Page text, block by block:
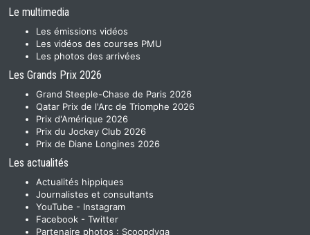
Le multimedia
Les émissions vidéos
Les vidéos des courses PMU
Les photos des arrivées
Les Grands Prix 2026
Grand Steeple-Chase de Paris 2026
Qatar Prix de l'Arc de Triomphe 2026
Prix d'Amérique 2026
Prix du Jockey Club 2026
Prix de Diane Longines 2026
Les actualités
Actualités hippiques
Journalistes et consultants
YouTube - Instagram
Facebook - Twitter
Partenaire photos : Scoopdyga